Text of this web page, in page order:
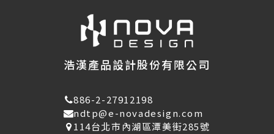
浩漢產品設計股份有限公司
886-2-27912198
ndtp@e-novadesign.com
114台北市內湖區潭美街285號